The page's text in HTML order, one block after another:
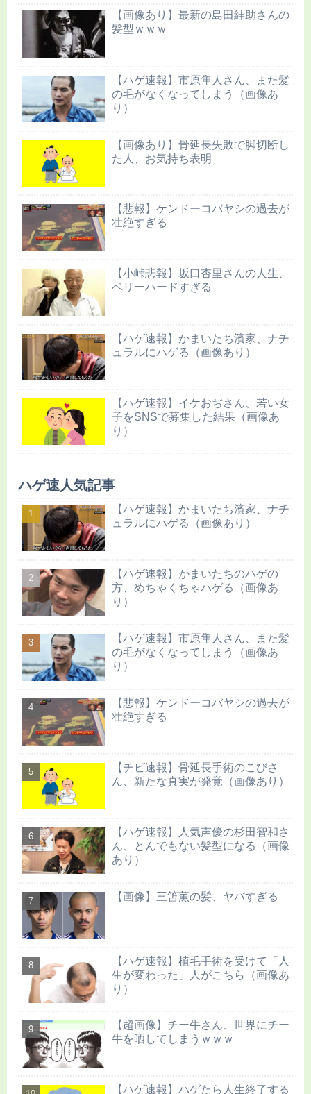
【画像あり】最新の島田紳助さんの
髪型ｗｗｗ
【ハゲ速報】市原隼人さん、また髪
の毛がなくなってしまう（画像あ
り）
【画像あり】骨延長失敗で脚切断し
た人、お気持ち表明
【悲報】ケンドーコバヤシの過去が
壮絶すぎる
【小峠悲報】坂口杏里さんの人生、
ベリーハードすぎる
【ハゲ速報】かまいたち濱家、ナチ
ュラルにハゲる（画像あり）
【ハゲ速報】イケおぢさん、若い女
子をSNSで募集した結果（画像あ
り）
ハゲ速人気記事
【ハゲ速報】かまいたち濱家、ナチ
ュラルにハゲる（画像あり）
【ハゲ速報】かまいたちのハゲの
方、めちゃくちゃハゲる（画像あ
り）
【ハゲ速報】市原隼人さん、また髪
の毛がなくなってしまう（画像あ
り）
【悲報】ケンドーコバヤシの過去が
壮絶すぎる
【チビ速報】骨延長手術のこびさ
ん、新たな真実が発覚（画像あり）
【ハゲ速報】人気声優の杉田智和さ
ん、とんでもない髪型になる（画像
あり）
【画像】三笘薫の髪、ヤバすぎる
【ハゲ速報】植毛手術を受けて「人
生が変わった」人がこちら（画像あ
り）
【超画像】チー牛さん、世界にチー
牛を晒してしまうｗｗｗ
【ハゲ速報】ハゲたら人生終了する